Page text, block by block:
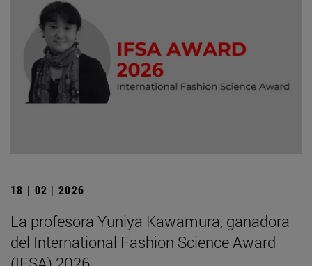
18 | 02 | 2026
La profesora Yuniya Kawamura, ganadora
del International Fashion Science Award